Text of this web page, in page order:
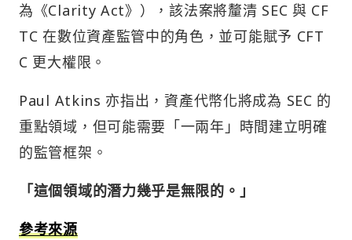
為《Clarity Act》），該法案將釐清 SEC 與 CF
TC 在數位資產監管中的角色，並可能賦予 CFT
C 更大權限。
Paul Atkins 亦指出，資產代幣化將成為 SEC 的
重點領域，但可能需要「一兩年」時間建立明確
的監管框架。
「這個領域的潛力幾乎是無限的。」
參考來源